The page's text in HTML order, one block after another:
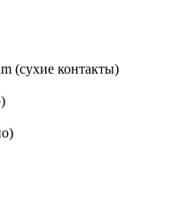
(сухие контакты)